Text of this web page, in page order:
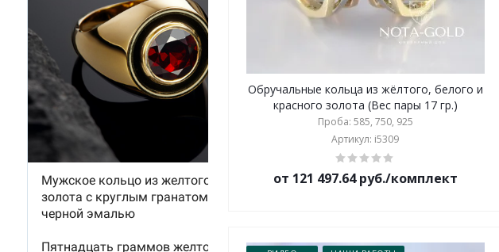
Обручальные кольца из жёлтого, белого и
красного золота (Вес пары 17 гр.)
Проба: 585, 750, 925
Артикул: i5309
от 121 497.64 руб./комплект